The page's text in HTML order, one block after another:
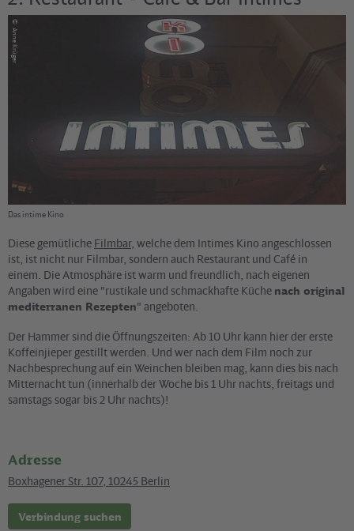
©
Anne Krüger
Das intime Kino
Diese gemütliche Filmbar, welche dem Intimes Kino angeschlossen
ist, ist nicht nur Filmbar, sondern auch Restaurant und Café in
einem. Die Atmosphäre ist warm und freundlich, nach eigenen
Angaben wird eine "rustikale und schmackhafte Küche nach original
mediterranen Rezepten" angeboten.
Der Hammer sind die Öffnungszeiten: Ab 10 Uhr kann hier der erste
Koffeinjieper gestillt werden. Und wer nach dem Film noch zur
Nachbesprechung auf ein Weinchen bleiben mag, kann dies bis nach
Mitternacht tun (innerhalb der Woche bis 1 Uhr nachts, freitags und
samstags sogar bis 2 Uhr nachts)!
Adresse
Boxhagener Str. 107, 10245 Berlin
Verbindung suchen